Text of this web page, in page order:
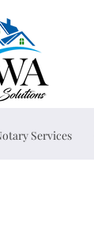
Services